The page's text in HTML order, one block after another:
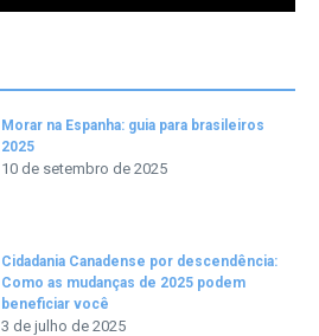
Morar na Espanha: guia para brasileiros
2025
10 de setembro de 2025
Cidadania Canadense por descendência:
Como as mudanças de 2025 podem
beneficiar você
3 de julho de 2025